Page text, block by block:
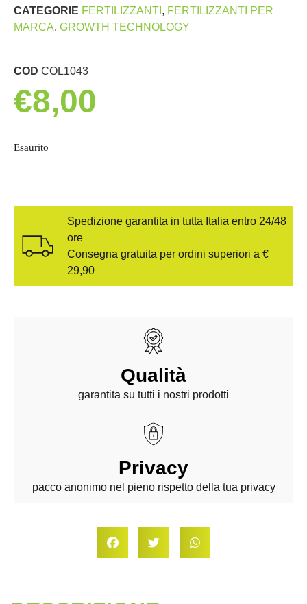
CATEGORIE FERTILIZZANTI , FERTILIZZANTI PER
MARCA, GROWTH TECHNOLOGY
COD COL1043
€8,00
Esaurito
Spedizione garantita in tutta Italia entro 24/48
ore
Consegna gratuita per ordini superiori a €
29,90
Qualità
garantita su tutti i nostri prodotti
Privacy
pacco anonimo nel pieno rispetto della tua privacy